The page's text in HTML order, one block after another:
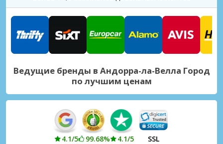
Ведущие бренды в Андорра-ла-Велла Город
по лучшим ценам
4.1/5 99.68% 4.1/5 SSL